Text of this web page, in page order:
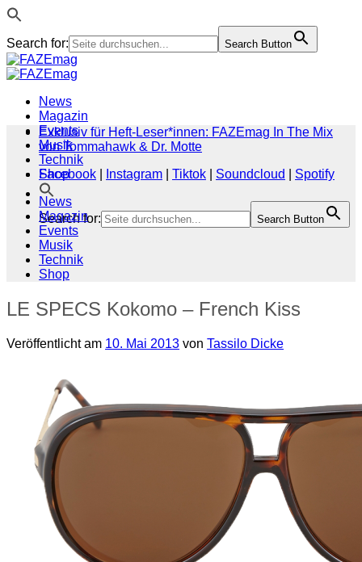
Search for: Search Button
Zum
Inhalt
News
Magazin
Events
Musik
Technik
Shop
Search for: Search Button
Exklusiv für Heft-Leser*innen: FAZEmag In The Mix
von Tommahawk & Dr. Motte
Facebook
Instagram Tiktok Soundcloud
Spotify
News
Magazin
Events
Musik
Technik
Shop
LE SPECS Kokomo – French Kiss
Veröffentlicht am 10. Mai 2013 von Tassilo Dicke